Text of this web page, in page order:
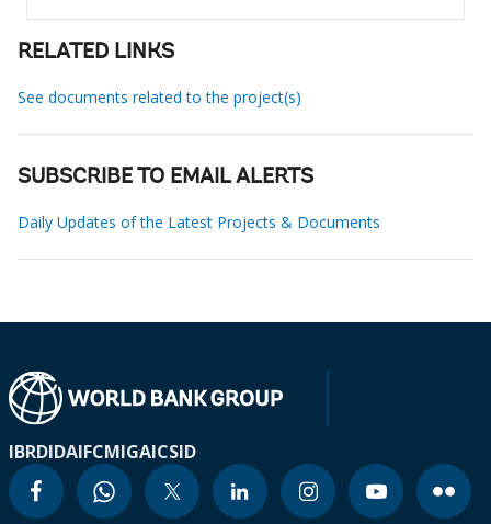
RELATED LINKS
See documents related to the project(s)
SUBSCRIBE TO EMAIL ALERTS
Daily Updates of the Latest Projects & Documents
IBRDIDAIFCMIGAICSID